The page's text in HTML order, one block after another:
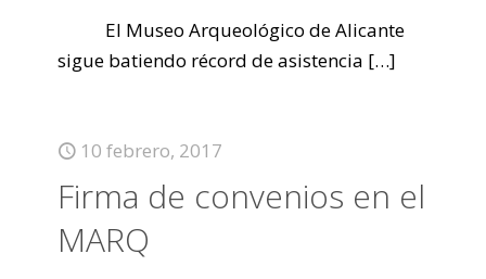
El Museo Arqueológico de Alicante
sigue batiendo récord de asistencia […]
10 febrero, 2017
Firma de convenios en el
MARQ